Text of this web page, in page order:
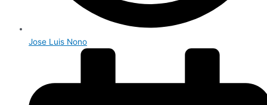
Jose Luis Nono